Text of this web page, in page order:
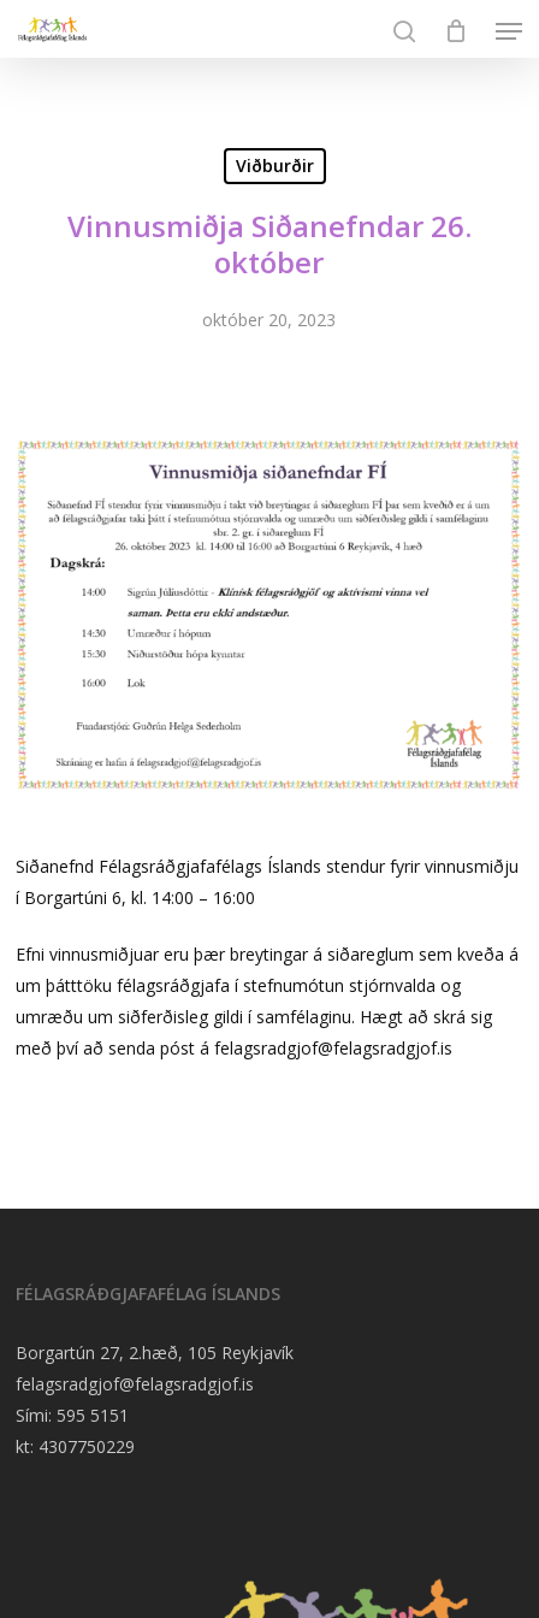
Viðburðir
Vinnusmiðja Siðanefndar 26.
október
október 20, 2023
Siðanefnd Félagsráðgjafafélags Íslands stendur fyrir vinnusmiðju
í Borgartúni 6, kl. 14:00 – 16:00
Efni vinnusmiðjuar eru þær breytingar á siðareglum sem kveða á
um þátttöku félagsráðgjafa í stefnumótun stjórnvalda og
umræðu um siðferðisleg gildi í samfélaginu. Hægt að skrá sig
með því að senda póst á felagsradgjof@felagsradgjof.is
FÉLAGSRÁÐGJAFAFÉLAG ÍSLANDS
Borgartún 27, 2.hæð, 105 Reykjavík
felagsradgjof@felagsradgjof.is
Sími: 595 5151
kt: 4307750229